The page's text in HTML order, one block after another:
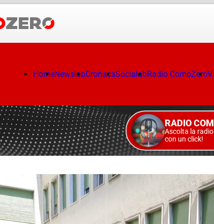
HomeNewslabCronacaSocialabRadio ComoZero
RADIO
Ascolta la radio
con un click!